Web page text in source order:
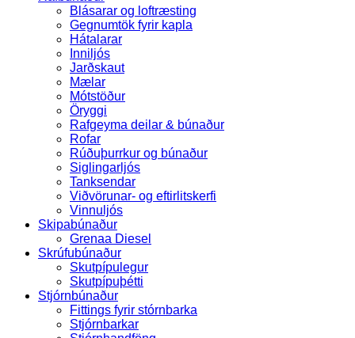
Blásarar og loftræsting
Gegnumtök fyrir kapla
Hátalarar
Inniljós
Jarðskaut
Mælar
Mótstöður
Öryggi
Rafgeyma deilar & búnaður
Rofar
Rúðuþurrkur og búnaður
Siglingarljós
Tanksendar
Viðvörunar- og eftirlitskerfi
Vinnuljós
Skipabúnaður
Grenaa Diesel
Skrúfubúnaður
Skutpípulegur
Skutpípuþétti
Stjórnbúnaður
Fittings fyrir stórnbarka
Stjórnbarkar